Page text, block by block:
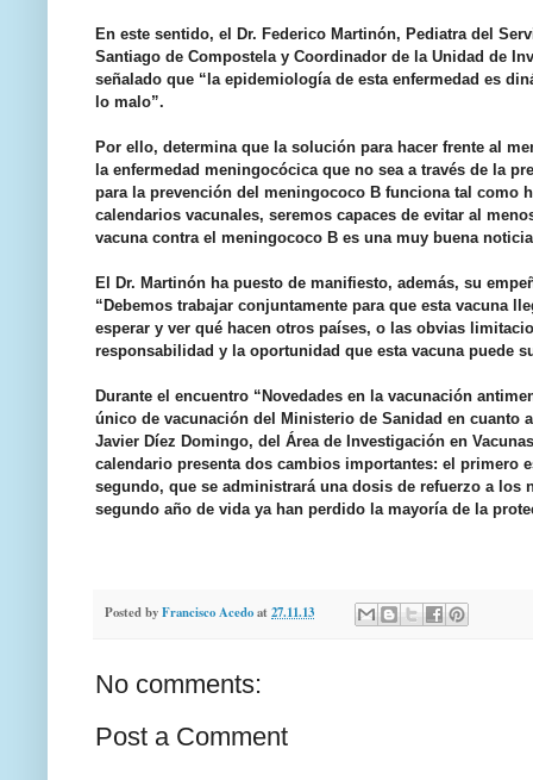
En este sentido, el Dr. Federico Martinón, Pediatra del
Santiago de Compostela y Coordinador de la Unidad de
señalado que “la epidemiología de esta enfermedad es
lo malo”.
Por ello, determina que la solución para hacer frente al
la enfermedad meningocócica que no sea a través de la
para la prevención del meningococo B funciona tal como
calendarios vacunales, seremos capaces de evitar al
vacuna contra el meningococo B es una muy buena
El Dr. Martinón ha puesto de manifiesto, además, su
“Debemos trabajar conjuntamente para que esta vacuna
esperar y ver qué hacen otros países, o las obvias
responsabilidad y la oportunidad que esta vacuna puede
Durante el encuentro “Novedades en la vacunación
único de vacunación del Ministerio de Sanidad en cuanto
Javier Díez Domingo, del Área de Investigación en
calendario presenta dos cambios importantes: el primero
segundo, que se administrará una dosis de refuerzo a
segundo año de vida ya han perdido la mayoría de la
Posted byFrancisco Acedoat 27.11.13
No comments:
Post a Comment